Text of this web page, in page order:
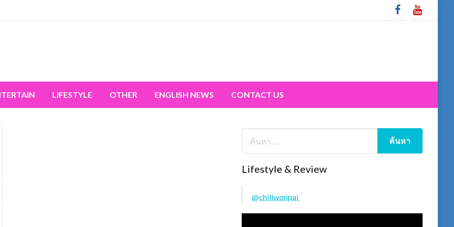
LIFESTYLE OTHER ENGLISH NEWS CONTACT US
Lifestyle & Review
@chillwonpai